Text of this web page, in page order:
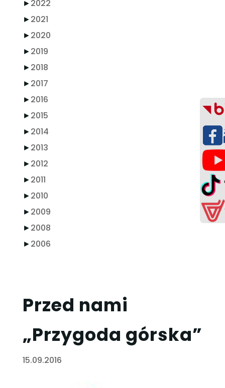
►2022
►2021
►2020
►2019
►2018
►2017
►2016
►2015
►2014
►2013
►2012
►2011
►2010
►2009
►2008
►2006
Przed nami
„Przygoda górska”
15.09.2016